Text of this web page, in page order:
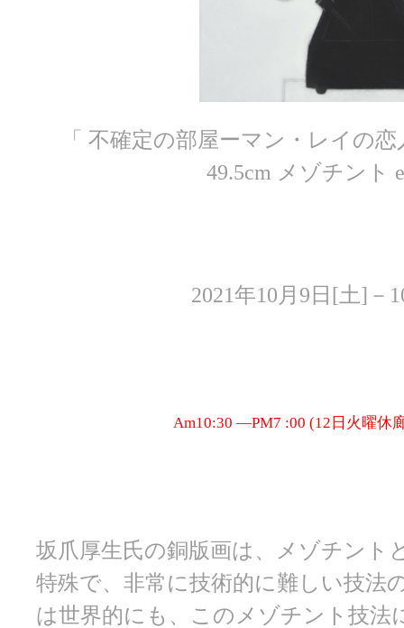
「 不確定の部屋ーマン・レイの
49.5cm メゾチント
2021年10月9日[土]－
Am10:30 ―PM7 :00 (12日火曜休
坂爪厚生氏の銅版画は、メゾチント
特殊で、非常に技術的に難しい技法
は世界的にも、このメゾチント技法